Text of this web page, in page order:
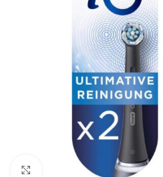
Κλικ για μεγέθυνση